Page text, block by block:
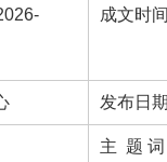
成文时
发布日
主 题 词